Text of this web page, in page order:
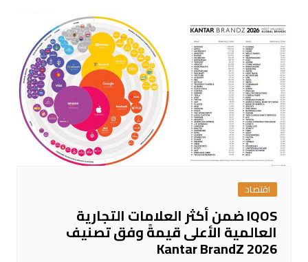
اقتصاد
IQOS ضمن أكثر العلامات التجارية
العالمية الأعلى قيمةً وفق تصنيف
Kantar BrandZ 2026